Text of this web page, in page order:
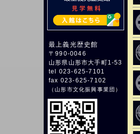
最上義光歴史館
〒990-0046
山形県山形市大手町1-53
tel 023-625-7101
fax 023-625-7102
（山形市文化振興事業団 ）